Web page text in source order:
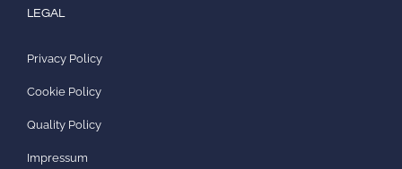
LEGAL
Privacy Policy
Cookie Policy
Quality Policy
Impressum